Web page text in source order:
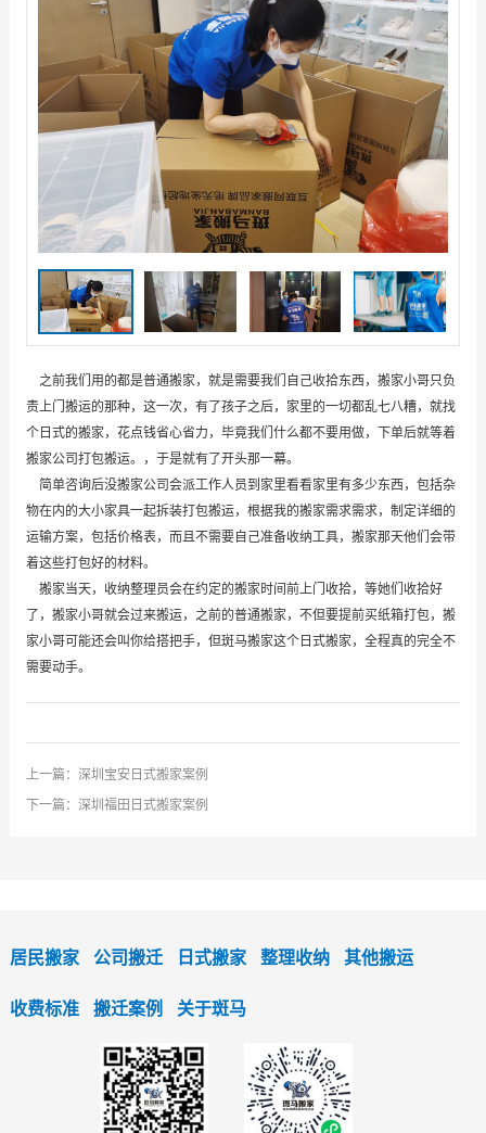
之前我们用的都是普通搬家，就是需要我们自己收拾东西，搬家小哥只负
责上门搬运的那种，这一次，有了孩子之后，家里的一切都乱七八糟，就找
个日式的搬家，花点钱省心省力，毕竟我们什么都不要用做，下单后就等着
搬家公司打包搬运。，于是就有了开头那一幕。
简单咨询后没搬家公司会派工作人员到家里看看家里有多少东西，包括杂
物在内的大小家具一起拆装打包搬运，根据我的搬家需求需求，制定详细的
运输方案，包括价格表，而且不需要自己准备收纳工具，搬家那天他们会带
着这些打包好的材料。
搬家当天，收纳整理员会在约定的搬家时间前上门收拾，等她们收拾好
了，搬家小哥就会过来搬运，之前的普通搬家，不但要提前买纸箱打包，搬
家小哥可能还会叫你给搭把手，但斑马搬家这个日式搬家，全程真的完全不
需要动手。
上一篇： 深圳宝安日式搬家案例
下一篇： 深圳福田日式搬家案例
居民搬家 公司搬迁 日式搬家 整理收纳 其他搬运
收费标准 搬迁案例 关于斑马